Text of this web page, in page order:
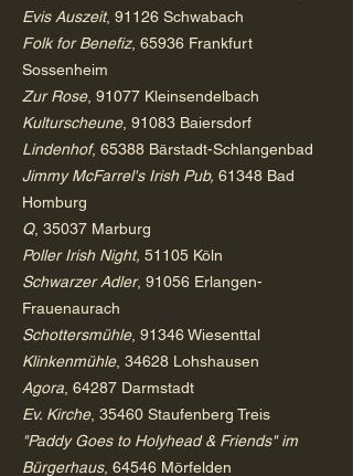
Evis Auszeit, 91126 Schwabach
Folk for Benefiz, 65936 Frankfurt
Sossenheim
Zur Rose, 91077 Kleinsendelbach
Kulturscheune, 91083 Baiersdorf
Lindenhof, 65388 Bärstadt-Schlangenbad
Jimmy McFarrel's Irish Pub, 61348 Bad
Homburg
Q, 35037 Marburg
Poller Irish Night, 51105 Köln
Schwarzer Adler, 91056 Erlangen-
Frauenaurach
Schottersmühle, 91346 Wiesenttal
Klinkenmühle, 34628 Lohshausen
Agora , 64287 Darmstadt
Ev. Kirche, 35460 Staufenberg Treis
"Paddy Goes to Holyhead & Friends" im
Bürgerhaus, 64546 Mörfelden